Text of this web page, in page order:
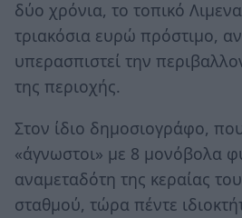
δύο χρόνια, το τοπικό
τριακόσια ευρώ πρόστιμο,
υπερασπιστεί την
της περιοχής.
Στον ίδιο δημοσιογράφο,
«άγνωστοι» με 8 μονόβολα
αναμεταδότη της κεραίας
σταθμού, τώρα πέντε